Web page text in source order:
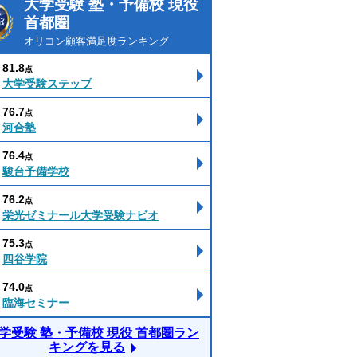
大学受験 塾・予備校 現役
首都圏
オリコン顧客満足度ランキング
81.8点
大学受験ステップ
76.7点
河合塾
76.4点
駿台予備学校
76.2点
栄光ゼミナール大学受験ナビオ
75.3点
四谷学院
74.0点
臨海セミナー
受験 塾・予備校 現役 首都圏ラン
キングを見る